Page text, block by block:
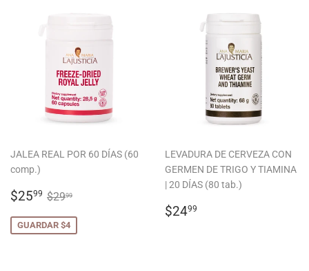
JALEA REAL POR 60 DÍAS (60
comp.)
PRECIO
OFERTA
$2599 $25.99
PRECIO HABITUAL
$2999
GUARDAR $4
LEVADURA DE CERVEZA CON
GERMEN DE TRIGO Y TIAMINA
| 20 DÍAS (80 tab.)
PRECIO
$2499